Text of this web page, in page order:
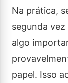
Na prática,
segunda
algo
papel. Isso